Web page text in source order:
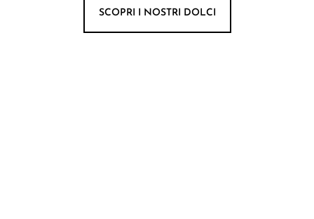
SCOPRI I NOSTRI DOLCI